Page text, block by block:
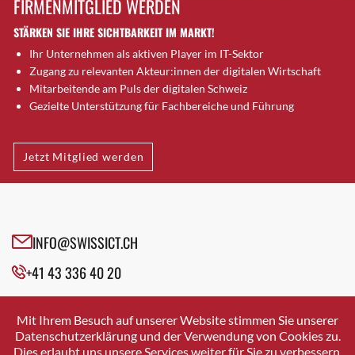
Brütten
Bubendorf
Bubikon
Buchs (SG)
Burgdorf
Bülach
Cazis
Cham
Davos Platz
Davos Platz 1
Dietikon
Dietlikon
FIRMENMITGLIED WERDEN
STÄRKEN SIE IHRE SICHTBARKEIT IM MARKT!
Ihr Unternehmen als aktiven Player im IT-Sektor
Zugang zu relevanten Akteur:innen der digitalen Wirtschaft
Mitarbeitende am Puls der digitalen Schweiz
Gezielte Unterstützung für Fachbereiche und Führung
Jetzt Mitglied werden
INFO@SWISSICT.CH
+41 43 336 40 20
SWISSICT
VULKANSTRASSE 120
8048 ZURICH
Mit Ihrem Besuch auf unserer Website stimmen Sie unserer
Datenschutzerklärung und der Verwendung von Cookies zu.
Dies erlaubt uns unsere Services weiter für Sie zu verbessern.